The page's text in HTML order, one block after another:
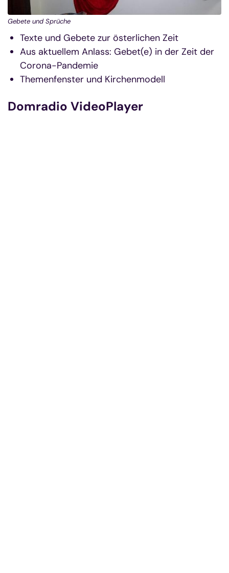
Gebete und Sprüche
Texte und Gebete zur österlichen Zeit
Aus aktuellem Anlass: Gebet(e) in der Zeit der
Corona-Pandemie
Themenfenster und Kirchenmodell
Domradio VideoPlayer